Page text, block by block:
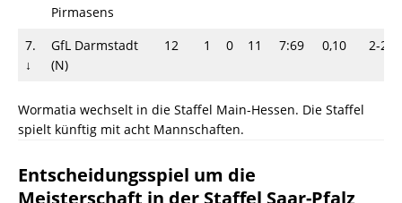
Pirmasens
7.
↓
GfL Darmstadt
(N)
12 1 0 11 7:69 0,10 2-22
Wormatia wechselt in die Staffel Main-Hessen. Die Staffel
spielt künftig mit acht Mannschaften.
Entscheidungsspiel um die
Meisterschaft in der Staffel Saar-Pfalz